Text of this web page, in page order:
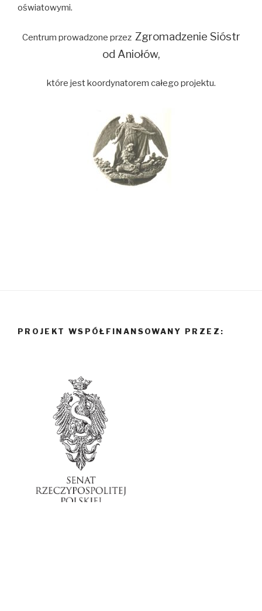
oświatowymi.
Centrum prowadzone przez Zgromadzenie Sióstr
od Aniołów,
które jest koordynatorem całego projektu.
PROJEKT WSPÓŁFINANSOWANY PRZEZ: